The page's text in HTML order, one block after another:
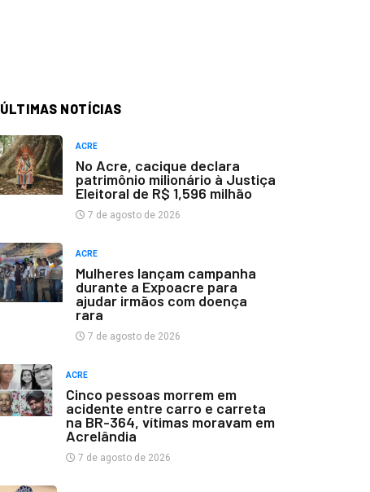
ÚLTIMAS NOTÍCIAS
ACRE
No Acre, cacique declara
patrimônio milionário à Justiça
Eleitoral de R$ 1,596 milhão
7 de agosto de 2026
ACRE
Mulheres lançam campanha
durante a Expoacre para
ajudar irmãos com doença
rara
7 de agosto de 2026
ACRE
Cinco pessoas morrem em
acidente entre carro e carreta
na BR-364, vítimas moravam em
Acrelândia
7 de agosto de 2026